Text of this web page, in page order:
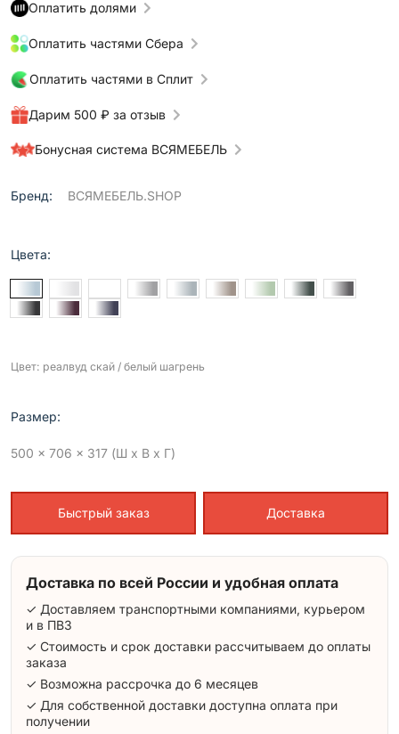
Оплатить долями
Оплатить частями Сбера
Оплатить частями в Сплит
Дарим 500 ₽ за отзыв
Бонусная система ВСЯМЕБЕЛЬ
Бренд: ВСЯМЕБЕЛЬ.SHOP
Цвета:
Цвет: реалвуд скай / белый шагрень
Размер:
500 x 706 x 317 (Ш x В x Г)
Быстрый заказ Доставка
Доставка по всей России и удобная оплата
✓ Доставляем транспортными компаниями, курьером
и в ПВЗ
✓ Стоимость и срок доставки рассчитываем до оплаты
заказа
✓ Возможна рассрочка до 6 месяцев
✓ Для собственной доставки доступна оплата при
получении